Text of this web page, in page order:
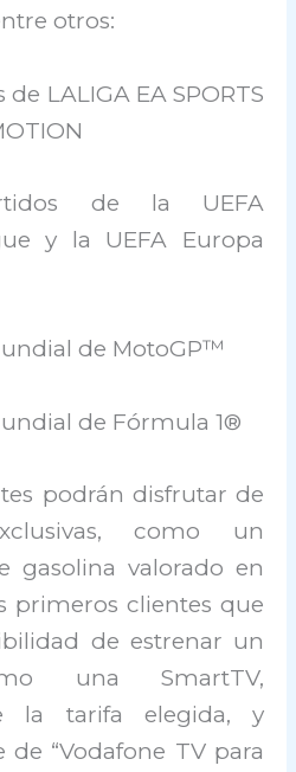
otros:
LALIGA EA SPORTS
de la UEFA
y la UEFA Europa
de MotoGP™
de Fórmula 1®
podrán disfrutar de
como un
gasolina valorado en
primeros clientes que
de estrenar un
una SmartTV,
la tarifa elegida, y
“Vodafone TV para